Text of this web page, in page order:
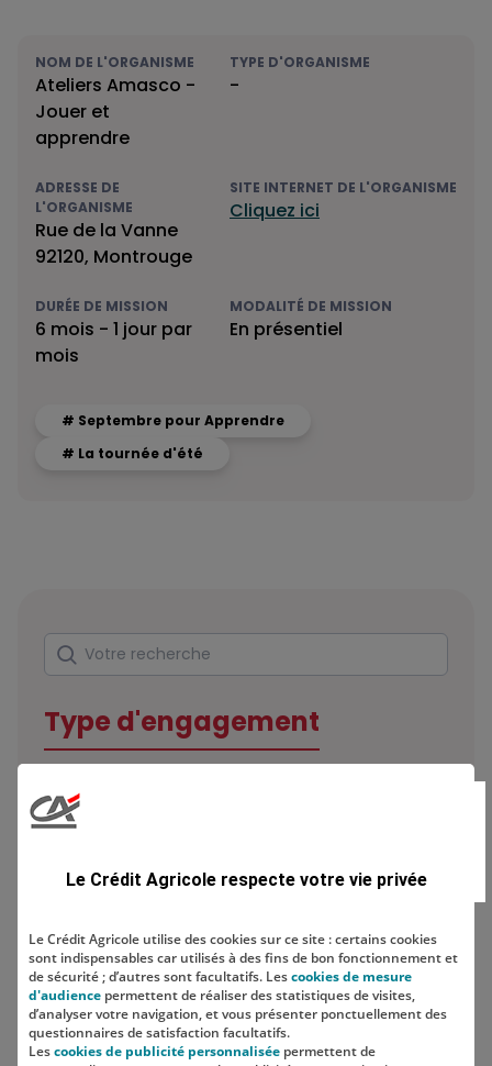
NOM DE L'ORGANISME
Ateliers Amasco -
Jouer et
apprendre
TYPE D'ORGANISME
-
ADRESSE DE
L'ORGANISME
Rue de la Vanne
92120, Montrouge
SITE INTERNET DE L'ORGANISME
Cliquez ici
DURÉE DE MISSION
6 mois - 1 jour par
mois
MODALITÉ DE MISSION
En présentiel
# Septembre pour Apprendre
# La tournée d'été
Rechercher
Votre recherche
Type d'engagement
Localisation
Le Crédit Agricole respecte votre vie privée
Le Crédit Agricole utilise des cookies sur ce site : certains cookies
sont indispensables car utilisés à des fins de bon fonctionnement et
de sécurité ; d’autres sont facultatifs. Lescookies de mesure
d'audience permettent de réaliser des statistiques de visites,
d’analyser votre navigation, et vous présenter ponctuellement des
questionnaires de satisfaction facultatifs.
Lescookies de publicité personnalisée permettent de